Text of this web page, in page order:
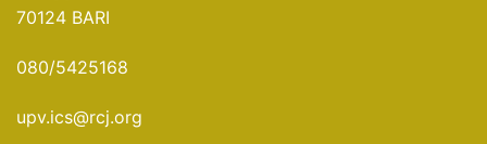
70124 BARI
080/5425168
upv.ics@rcj.org